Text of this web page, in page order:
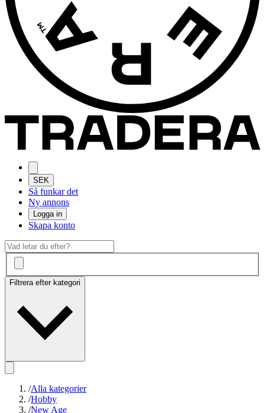
SEK
Så funkar det
Ny annons
Logga in
Skapa konto
Filtrera efter kategori
/Alla kategorier
/Hobby
/New Age